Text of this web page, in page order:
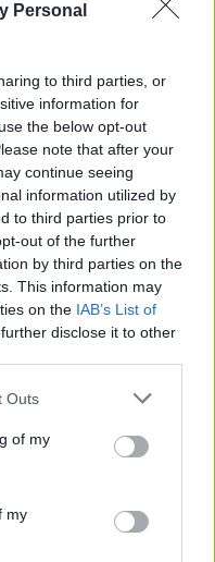
Personal
to third parties, or
information for
the below opt-out
note that after your
continue seeing
information utilized by
to third parties prior to
out of the further
by third parties on the
This information may
on the IAB’s List of
disclose it to other
one or more Google
You may click to
its third-party tags to
in below Google
Outs
of my
my
για μια κάλπη και
ο αρχηγός του
του με
30